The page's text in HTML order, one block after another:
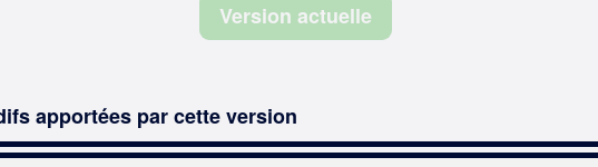
Version actuelle
apportées par cette version